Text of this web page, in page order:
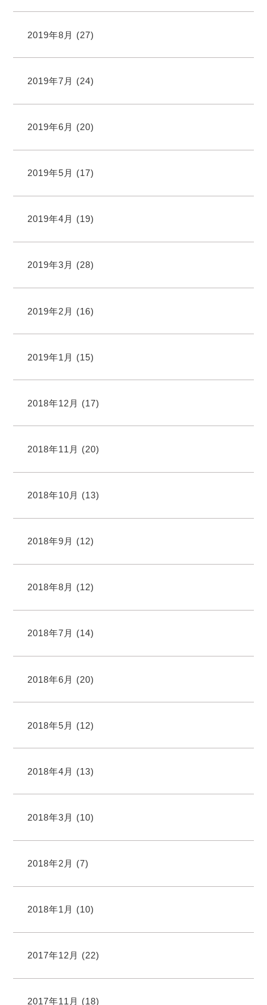
2019年8月 (27)
2019年7月 (24)
2019年6月 (20)
2019年5月 (17)
2019年4月 (19)
2019年3月 (28)
2019年2月 (16)
2019年1月 (15)
2018年12月 (17)
2018年11月 (20)
2018年10月 (13)
2018年9月 (12)
2018年8月 (12)
2018年7月 (14)
2018年6月 (20)
2018年5月 (12)
2018年4月 (13)
2018年3月 (10)
2018年2月 (7)
2018年1月 (10)
2017年12月 (22)
2017年11月 (18)